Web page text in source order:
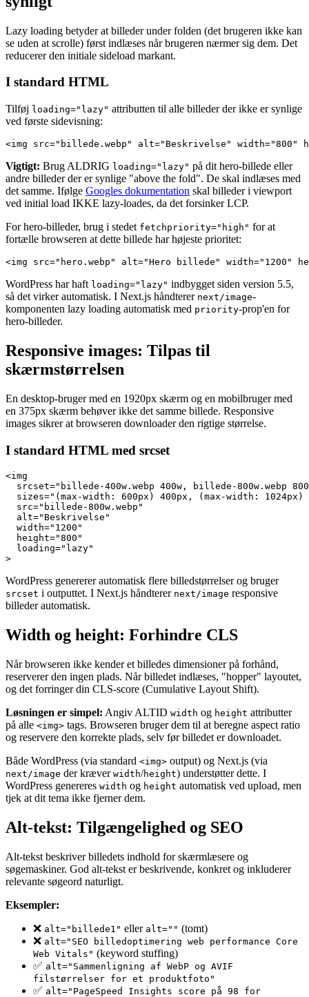
Lazy loading betyder at billeder under folden (det brugeren ikke kan
se uden at scrolle) først indlæses når brugeren nærmer sig dem. Det
reducerer den initiale sideload markant.
I standard HTML
Tilføj loading="lazy" attributten til alle billeder der ikke er synlige
ved første sidevisning:
<img src="billede.webp" alt="Beskrivelse" width="800"
Vigtigt: Brug ALDRIG loading="lazy" på dit hero-billede eller
andre billeder der er synlige "above the fold". De skal indlæses med
det samme. Ifølge Googles dokumentation skal billeder i viewport
ved initial load IKKE lazy-loades, da det forsinker LCP.
For hero-billeder, brug i stedet fetchpriority="high" for at
fortælle browseren at dette billede har højeste prioritet:
<img src="hero.webp" alt="Hero billede" width="1200"
WordPress har haft loading="lazy" indbygget siden version 5.5,
så det virker automatisk. I Next.js håndterer next/image-
komponenten lazy loading automatisk med priority-prop'en for
hero-billeder.
Responsive images: Tilpas til
skærmstørrelsen
En desktop-bruger med en 1920px skærm og en mobilbruger med
en 375px skærm behøver ikke det samme billede. Responsive
images sikrer at browseren downloader den rigtige størrelse.
I standard HTML med srcset
<img
srcset="billede-400w.webp 400w, billede-800w.webp
sizes="(max-width: 600px) 400px, (max-width: 1024px)
  src="billede-800w.webp"
  alt="Beskrivelse"
  width="1200"
  height="800"
  loading="lazy"
>
WordPress genererer automatisk flere billedstørrelser og bruger
srcset i outputtet. I Next.js håndterer next/image responsive
billeder automatisk.
Width og height: Forhindre CLS
Når browseren ikke kender et billedes dimensioner på forhånd,
reserverer den ingen plads. Når billedet indlæses, "hopper" layoutet,
og det forringer din CLS-score (Cumulative Layout Shift).
Løsningen er simpel: Angiv ALTID width og height attributter
på alle <img> tags. Browseren bruger dem til at beregne aspect ratio
og reservere den korrekte plads, selv før billedet er downloadet.
Både WordPress (via standard <img> output) og Next.js (via
next/image der kræver width/height) understøtter dette. I
WordPress genereres width og height automatisk ved upload, men
tjek at dit tema ikke fjerner dem.
Alt-tekst: Tilgængelighed og SEO
Alt-tekst beskriver billedets indhold for skærmlæsere og
søgemaskiner. God alt-tekst er beskrivende, konkret og inkluderer
relevante søgeord naturligt.
Eksempler:
❌ alt="billede1" eller alt="" (tomt)
❌ alt="SEO billedoptimering web performance Core
Web Vitals" (keyword stuffing)
✅ alt="Sammenligning af WebP og AVIF
filstørrelser for et produktfoto"
✅ alt="PageSpeed Insights score på 98 for